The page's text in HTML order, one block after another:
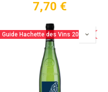
7,70 €
Guide Hachette des Vins 2025